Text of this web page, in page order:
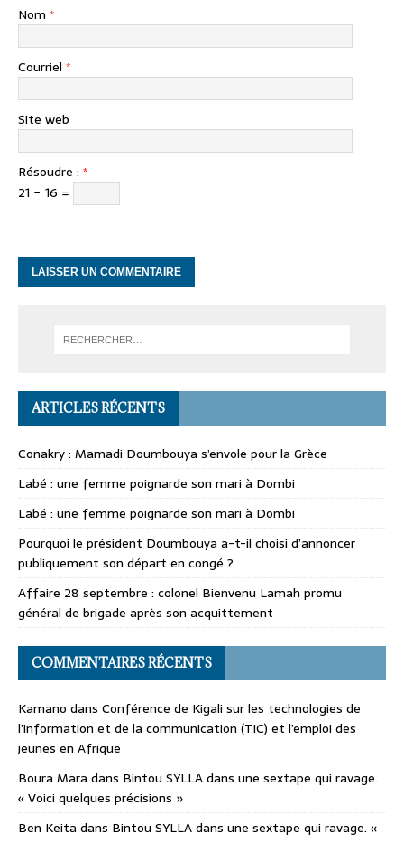
Nom *
Courriel *
Site web
Résoudre : *
21 − 16 =
ARTICLES RÉCENTS
Conakry : Mamadi Doumbouya s’envole pour la Grèce
Labé : une femme poignarde son mari à Dombi
Labé : une femme poignarde son mari à Dombi
Pourquoi le président Doumbouya a-t-il choisi d’annoncer
publiquement son départ en congé ?
Affaire 28 septembre : colonel Bienvenu Lamah promu
général de brigade après son acquittement
COMMENTAIRES RÉCENTS
Kamano dans Conférence de Kigali sur les technologies de
l’information et de la communication (TIC) et l’emploi des
jeunes en Afrique
Boura Mara dans Bintou SYLLA dans une sextape qui ravage.
« Voici quelques précisions »
Ben Keita dans Bintou SYLLA dans une sextape qui ravage. «